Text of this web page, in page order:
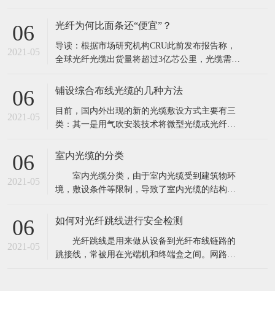
网络信息都使用光纤光缆进行传输,光纤已经成为
产业的发展对我国的信息化建设有着重要意义。
我国的光纤光缆产业发展历史也已经有三十多年
06
2021-05
光纤为何比面条还“便宜”？
导读：根据市场研究机构CRU此前发布报告称，
全球光纤光缆出货量将超过3亿芯公里，光缆需求
由此也带来了低价竞争以次充好的非理性市场现
球光纤光缆出货量将超过3亿芯公里，光缆需求量
超过2．85亿芯公里。这将导致
06
2021-05
铺设综合布线光缆的几种方法
目前，国内外出现的新的光缆敷设方式主要有三
类：其一是用气吹安装技术将微型光缆或光纤
在水泥路面上开槽，将微型光缆布放在路槽内；
装用光缆 气吹敷设方式即是利用压缩空气的高速
气流将微缆吹入指定的管道中。气吹敷设方式
06
2021-05
室内光缆的分类
室内光缆分类，由于室内光缆受到建筑物环
境，敷设条件等限制，导致了室内光缆的结构设
缆的机械性能与光学性能各有侧重等。 1.按
缆，室内配线光缆和室内中继光缆三种。 室
内主干光缆主要是提供建筑物内、外之间
06
2021-05
如何对光纤跳线进行安全检测
光纤跳线是用来做从设备到光纤布线链路的
跳接线，常被用在光端机和终端盒之间。网路的